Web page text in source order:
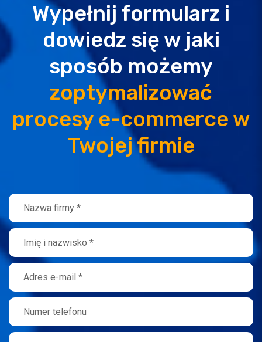
Wypełnij formularz i
dowiedz się w jaki
sposób możemy
zoptymalizować
procesy e-commerce w
Twojej firmie